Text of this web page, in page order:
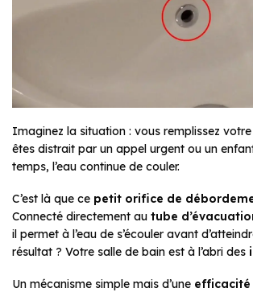
Imaginez la situation : vous remplissez
êtes distrait par un appel urgent ou un
temps, l’eau continue de couler.
C’est là que ce petit orifice de
Connecté directement au tube
il permet à l’eau de s’écouler avant
résultat ? Votre salle de bain est à l’abri des
Un mécanisme simple mais d’une